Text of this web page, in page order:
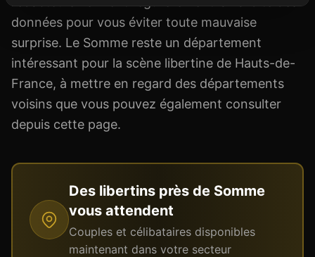
données pour vous éviter toute mauvaise
surprise. Le Somme reste un département
intéressant pour la scène libertine de Hauts-de-
France, à mettre en regard des départements
voisins que vous pouvez également consulter
depuis cette page.
Des libertins près de Somme
vous attendent
Couples et célibataires disponibles
maintenant dans votre secteur